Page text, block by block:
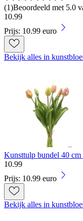
(1)Beoordeeld met 5.0
10.99
Prijs: 10.99 euro
Bekijk alles in
Kunsttulp bundel 40 cm
10.99
Prijs: 10.99 euro
Bekijk alles in